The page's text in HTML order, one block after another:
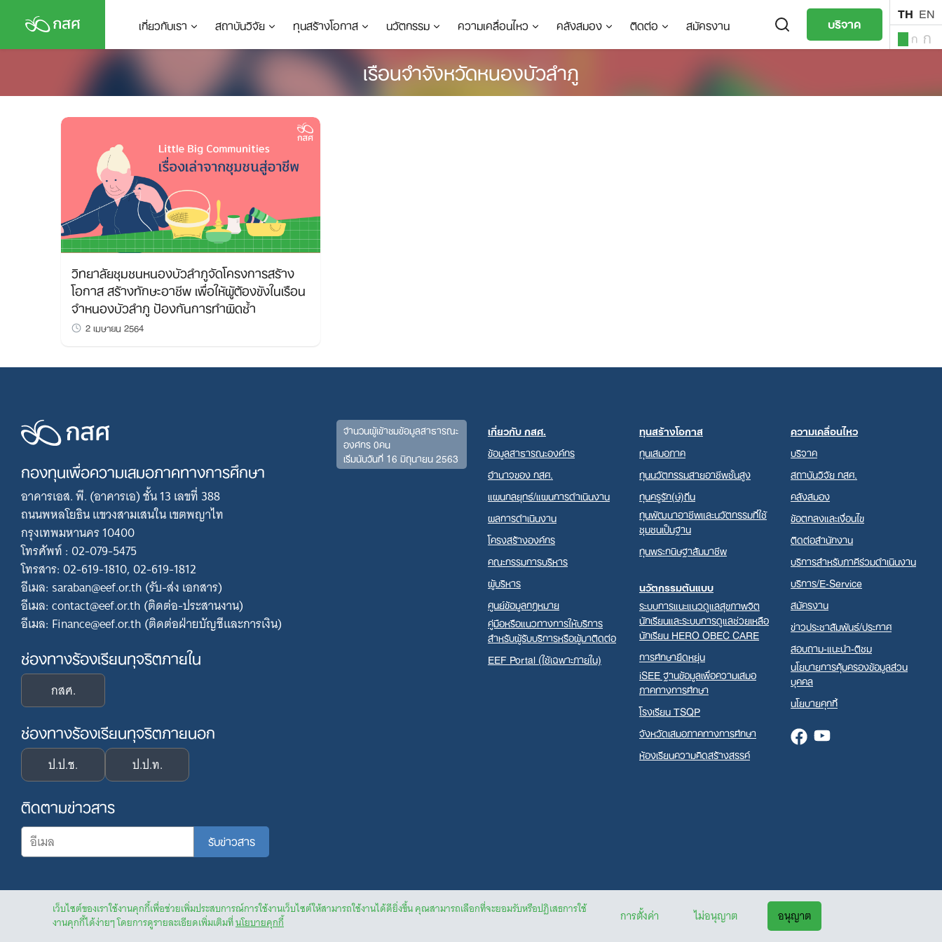
เว็บไซต์ของเราใช้งานคุกกี้เพื่อช่วยเพิ่มประสบการณ์การใช้งานเว็บไซต์ให้สามารถใช้งานได้ดียิ่งขึ้น คุณสามารถเลือกที่จะยอมรับหรือปฏิเสธการใช้
งานคุกกี้ได้ง่ายๆ โดยการดูรายละเอียดเพิ่มเติมที่นโยบายคุกกี้ การตั้งค่า ไม่อนุญาต อนุญาต
content
เกี่ยวกับเรา สถาบันวิจัย ทุนสร้างโอกาส นวัตกรรม ความเคลื่อนไหว คลังสมอง ติดต่อ สมัครงาน บริจาค TH EN
ก ก
เรือนจำจังหวัดหนองบัวลำภู
วิทยาลัยชุมชนหนองบัวลำภูจัดโครงการสร้าง
โอกาส สร้างทักษะอาชีพ เพื่อให้ผู้ต้องขังในเรือน
จำหนองบัวลำภู ป้องกันการทำผิดซ้ำ
2 เมษายน 2564
กองทุนเพื่อความเสมอภาคทางการศึกษา
อาคารเอส. พี. (อาคารเอ) ชั้น 13 เลขที่ 388
ถนนพหลโยธิน แขวงสามเสนใน เขตพญาไท
กรุงเทพมหานคร 10400
โทรศัพท์ : 02-079-5475
โทรสาร: 02-619-1810, 02-619-1812
อีเมล: saraban@eef.or.th (รับ-ส่ง เอกสาร)
อีเมล: contact@eef.or.th (ติดต่อ-ประสานงาน)
อีเมล: Finance@eef.or.th (ติดต่อฝ่ายบัญชีและการเงิน)
ช่องทางร้องเรียนทุจริตภายใน
กสศ.
ช่องทางร้องเรียนทุจริตภายนอก
ป.ป.ช. ป.ป.ท.
ติดตามข่าวสาร
จำนวนผู้เข้าชมข้อมูลสาธารณะ
องค์กร 0คน
เริ่มนับวันที่ 16 มิถุนายน 2563
เกี่ยวกับ กสศ.
ข้อมูลสาธารณะองค์กร
อำนาจของ กสศ.
แผนกลยุทธ์/แผนการดำเนินงาน
ผลการดำเนินงาน
โครงสร้างองค์กร
คณะกรรมการบริหาร
ผู้บริหาร
ศูนย์ข้อมูลกฎหมาย
คู่มือหรือแนวทางการให้บริการ
สำหรับผู้รับบริการหรือผู้มาติดต่อ
EEF Portal (ใช้เฉพาะภายใน)
ทุนสร้างโอกาส
ทุนเสมอภาค
ทุนนวัตกรรมสายอาชีพชั้นสูง
ทุนครูรัก(ษ์)ถิ่น
ทุนพัฒนาอาชีพและนวัตกรรมที่ใช้
ชุมชนเป็นฐาน
ทุนพระกนิษฐาสัมมาชีพ
นวัตกรรมต้นแบบ
ระบบการแนะแนวดูแลสุขภาพจิต
นักเรียนและระบบการดูแลช่วยเหลือ
นักเรียน HERO OBEC CARE
การศึกษายืดหยุ่น
iSEE ฐานข้อมูลเพื่อความเสมอ
ภาคทางการศึกษา
โรงเรียน TSQP
จังหวัดเสมอภาคทางการศึกษา
ห้องเรียนความคิดสร้างสรรค์
ความเคลื่อนไหว
บริจาค
สถาบันวิจัย กสศ.
คลังสมอง
ข้อตกลงและเงื่อนไข
ติดต่อสำนักงาน
บริการสำหรับภาคีร่วมดำเนินงาน
บริการ/E-Service
สมัครงาน
ข่าวประชาสัมพันธ์/ประกาศ
สอบถาม-แนะนำ-ติชม
นโยบายการคุ้มครองข้อมูลส่วน
บุคคล
นโยบายคุกกี้
FacebookYoutube